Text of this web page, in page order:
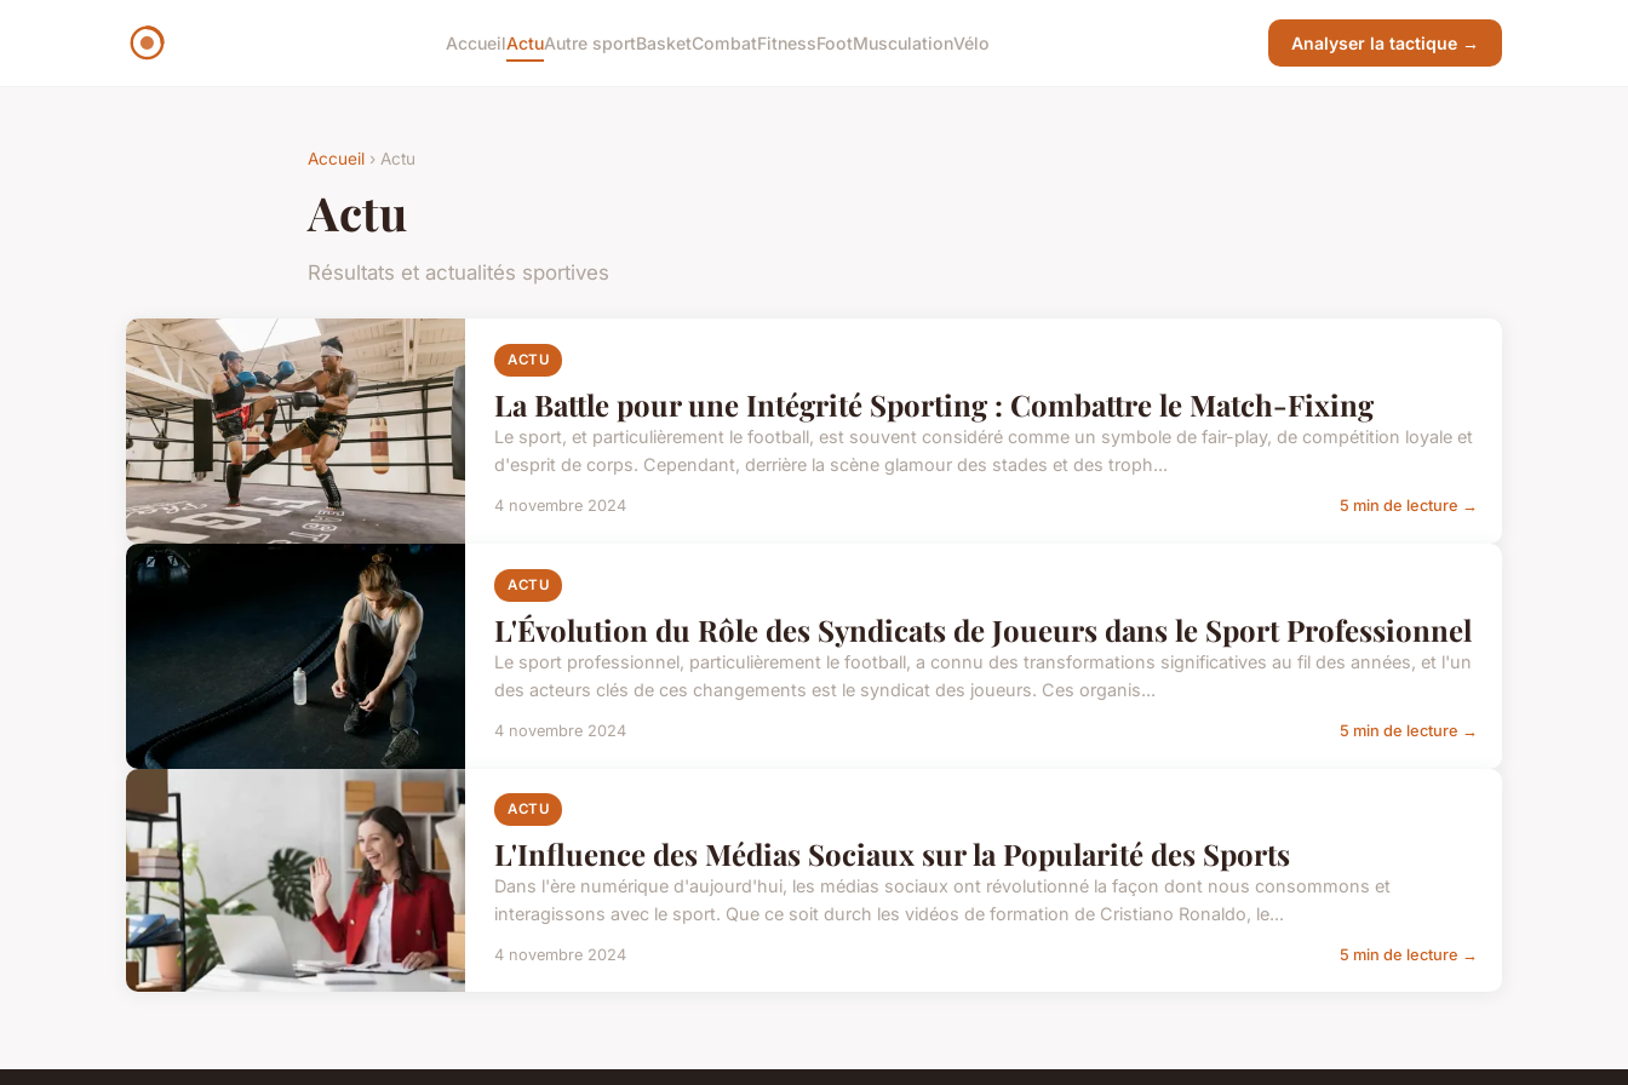
AccueilActuAutre sportBasketCombatFitnessFootMusculationVélo Analyser la tactique →
Accueil › Actu
Actu
Résultats et actualités sportives
ACTU
La Battle pour une Intégrité Sporting : Combattre le Match-Fixing
Le sport, et particulièrement le football, est souvent considéré comme un symbole de fair-play, de compétition loyale et
d'esprit de corps. Cependant, derrière la scène glamour des stades et des troph...
4 novembre 2024 5 min de lecture →
ACTU
L'Évolution du Rôle des Syndicats de Joueurs dans le Sport Professionnel
Le sport professionnel, particulièrement le football, a connu des transformations significatives au fil des années, et l'un
des acteurs clés de ces changements est le syndicat des joueurs. Ces organis...
4 novembre 2024 5 min de lecture →
ACTU
L'Influence des Médias Sociaux sur la Popularité des Sports
Dans l'ère numérique d'aujourd'hui, les médias sociaux ont révolutionné la façon dont nous consommons et
interagissons avec le sport. Que ce soit durch les vidéos de formation de Cristiano Ronaldo, le...
4 novembre 2024 5 min de lecture →